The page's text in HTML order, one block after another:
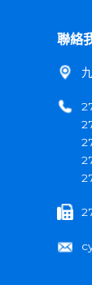
聯絡